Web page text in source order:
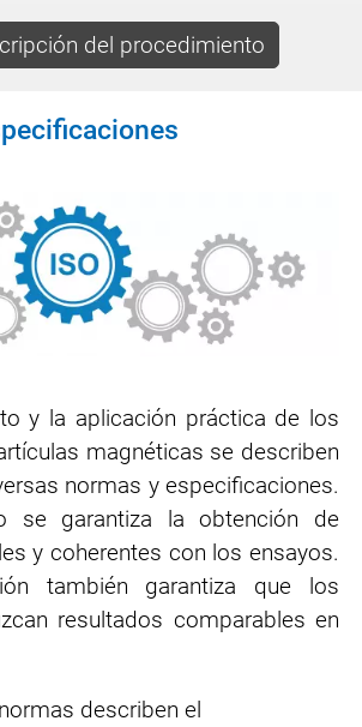
del procedimiento
y la aplicación práctica de los
magnéticas se describen
normas y especificaciones.
se garantiza la obtención de
y coherentes con los ensayos.
también garantiza que los
resultados comparables en
describen el